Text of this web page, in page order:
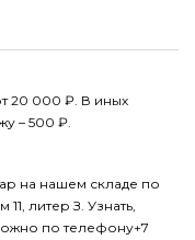
20 000 ₽. В иных
– 500 ₽.
на нашем складе по
литер З. Узнать,
по телефону+7